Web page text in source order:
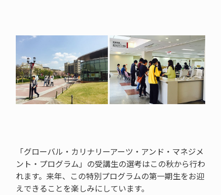
「グローバル・カリナリーアーツ・アンド・マネジメ
ント・プログラム」の受講生の選考はこの秋から行わ
れます。来年、この特別プログラムの第一期生をお迎
えできることを楽しみにしています。